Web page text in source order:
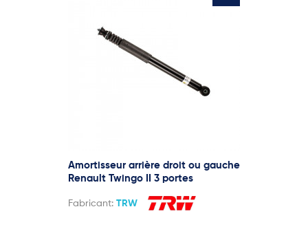
Amortisseur arrière droit ou gauche
Renault Twingo II 3 portes
Fabricant: TRW